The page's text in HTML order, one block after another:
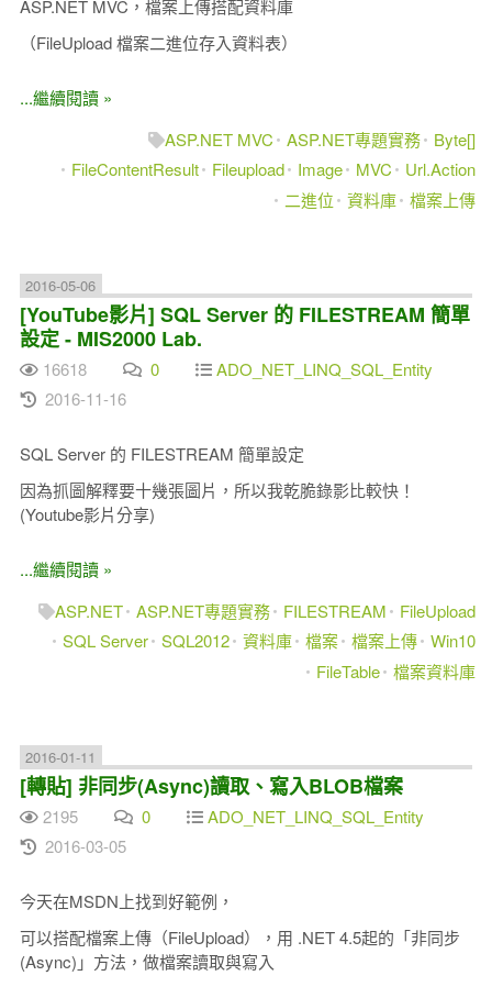
ASP.NET MVC，檔案上傳搭配資料庫
（FileUpload 檔案二進位存入資料表）
...繼續閱讀 »
ASP.NET MVC
ASP.NET專題實務
Byte[]
FileContentResult
Fileupload Image MVC
Url.Action
二進位
資料庫 檔案上傳
2016-05-06
[YouTube影片] SQL Server 的 FILESTREAM 簡單
設定 - MIS2000 Lab.
16618 0
ADO_NET_LINQ_SQL_Entity
2016-11-16
SQL Server 的 FILESTREAM 簡單設定
因為抓圖解釋要十幾張圖片，所以我乾脆錄影比較快！
(Youtube影片分享)
...繼續閱讀 »
ASP.NET ASP.NET專題實務 FILESTREAM
FileUpload
SQL Server SQL2012 資料庫 檔案 檔案上傳 Win10
FileTable 檔案資料庫
2016-01-11
[轉貼] 非同步(Async)讀取、寫入BLOB檔案
2195 0
ADO_NET_LINQ_SQL_Entity
2016-03-05
今天在MSDN上找到好範例，
可以搭配檔案上傳（FileUpload），用 .NET 4.5起的「非同步
(Async)」方法，做檔案讀取與寫入